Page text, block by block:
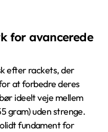
for avancerede
efter rackets, der
at forbedre deres
ideelt veje mellem
gram) uden strenge.
fundament for